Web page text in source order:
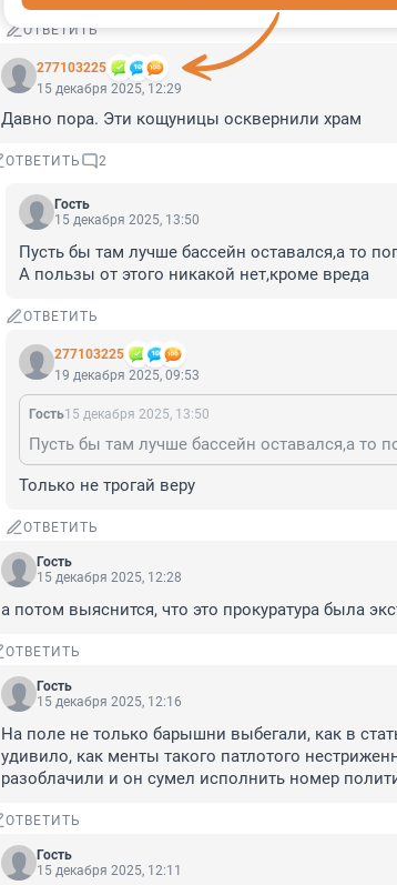
ОТВЕТИТЬ
277103225
15 декабря 2025, 12:29
Давно пора. Эти кощуницы осквернили храм
ОТВЕТИТЬ 2
Гость
15 декабря 2025, 13:50
Пусть бы там лучше бассейн оставался,а то
А пользы от этого никакой нет,кроме вреда
ОТВЕТИТЬ
277103225
19 декабря 2025, 09:53
Гость15 декабря 2025, 13:50
Только не трогай веру
ОТВЕТИТЬ
Гость
15 декабря 2025, 12:28
а потом выяснится, что это прокуратура была
ОТВЕТИТЬ
Гость
15 декабря 2025, 12:16
На поле не только барышни выбегали, как в
удивило, как менты такого патлотого
разоблачили и он сумел исполнить номер
ОТВЕТИТЬ
Гость
15 декабря 2025, 12:11